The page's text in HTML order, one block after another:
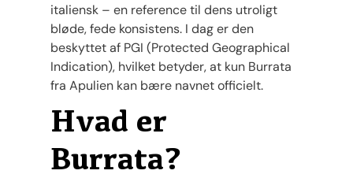
italiensk – en reference til dens utroligt
bløde, fede konsistens. I dag er den
beskyttet af PGI (Protected Geographical
Indication), hvilket betyder, at kun Burrata
fra Apulien kan bære navnet officielt.
Hvad er
Burrata?